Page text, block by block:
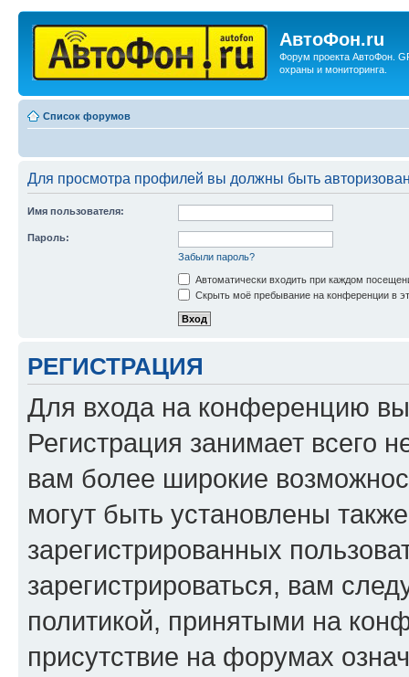
АвтоФон.ru
Форум проекта АвтоФон.
охраны и мониторинга.
Список форумов
Для просмотра профилей вы должны быть
Имя пользователя:
Пароль:
Забыли пароль?
Автоматически входить при каждом
Скрыть моё пребывание на конференции в
РЕГИСТРАЦИЯ
Для входа на конференцию
Регистрация занимает всего
вам более широкие
могут быть установлены
зарегистрированных
зарегистрироваться, вам
политикой, принятыми на
присутствие на форумах